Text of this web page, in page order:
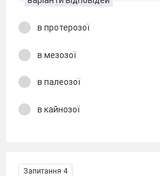
в протерозої
в мезозої
в палеозої
в кайнозої
Запитання 4